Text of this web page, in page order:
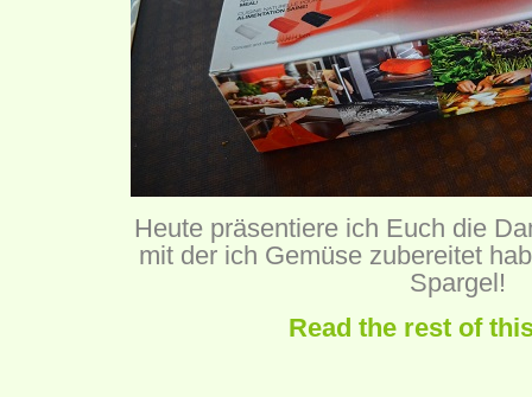
Heute präsentiere ich Euch die
mit der ich Gemüse zubereitet
Spargel!
Read the rest of